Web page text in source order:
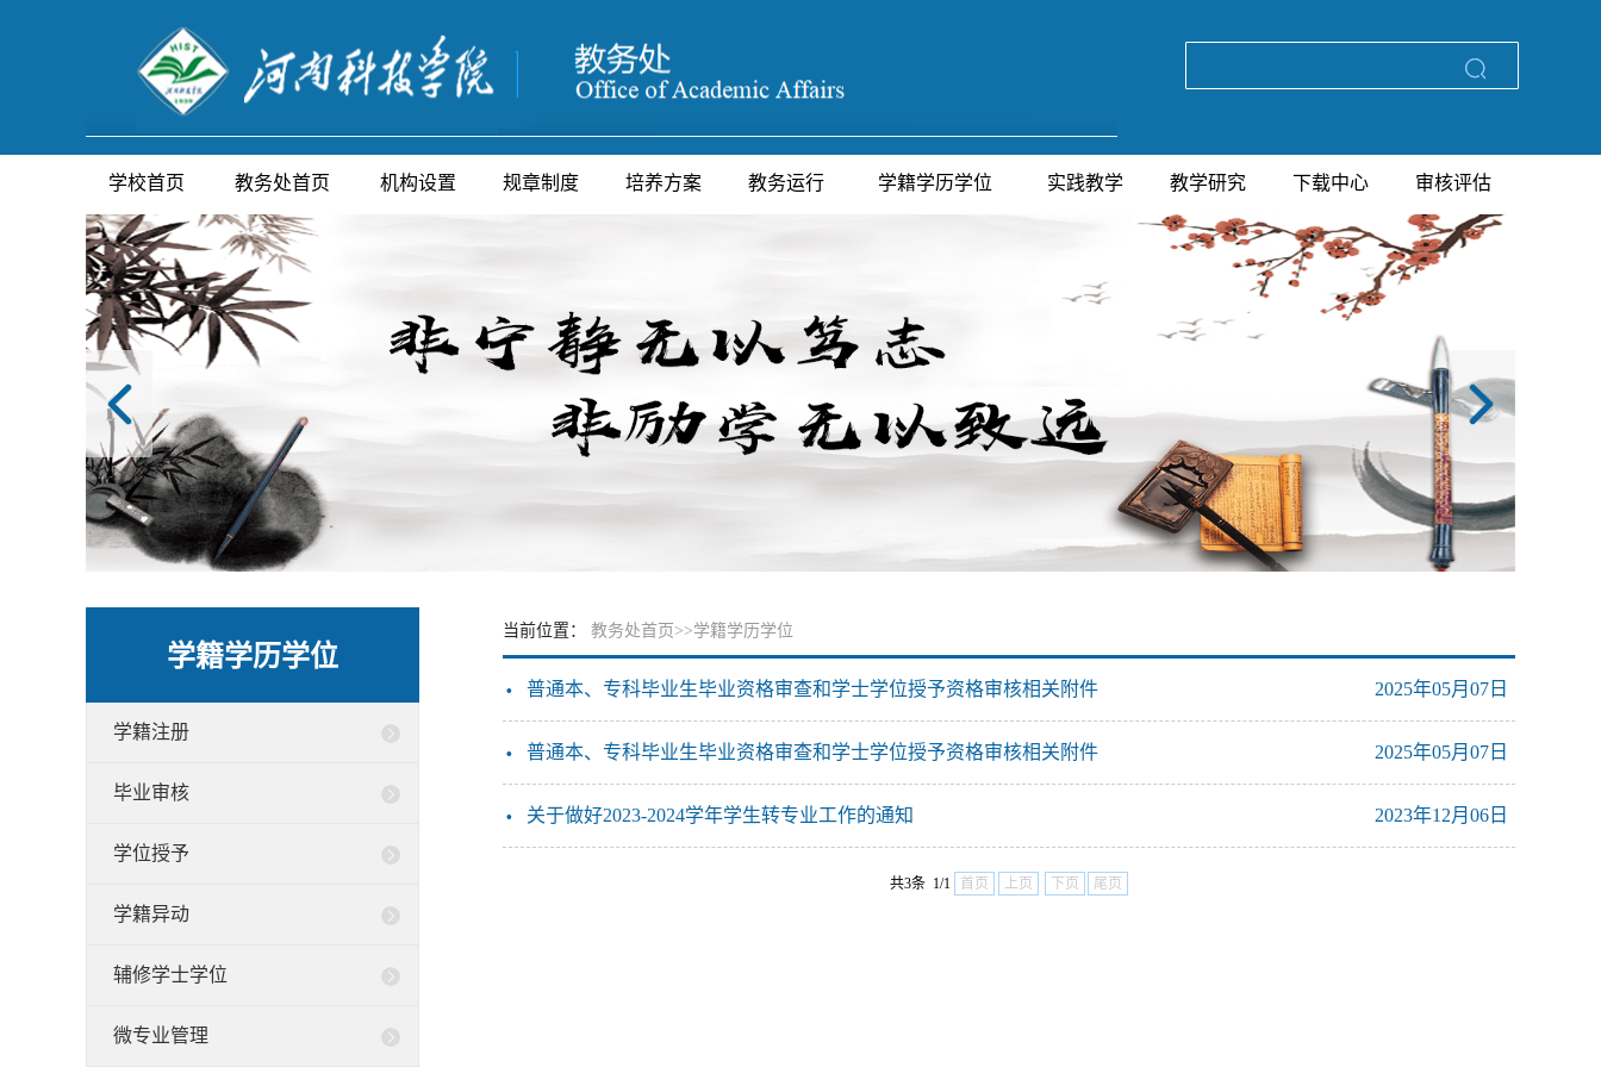
学校首页 教务处首页 机构设置 规章制度 培养方案 教务运行 学籍学历学位 实践教学 教学研究 下载中心 审核评估
学籍学历学位
学籍注册
毕业审核
学位授予
学籍异动
辅修学士学位
微专业管理
当前位置： 教务处首页 >>学籍学历学位
· 普通本、专科毕业生毕业资格审查和学士学位授予资格审核相关附件 2025年05月07日
· 普通本、专科毕业生毕业资格审查和学士学位授予资格审核相关附件 2025年05月07日
· 关于做好2023-2024学年学生转专业工作的通知 2023年12月06日
共3条 1/1 首页 上页 下页 尾页